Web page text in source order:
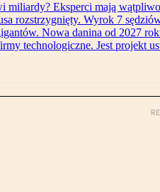
miliardy? Eksperci mają
rozstrzygnięty. Wyrok 7
Nowa danina od 2027
technologiczne. Jest projekt